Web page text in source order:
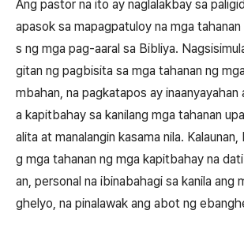
Ang pastor na ito ay naglalakbay sa
apasok sa mapagpatuloy na mga
s ng mga pag-aaral sa Bibliya.
gitan ng pagbisita sa mga tahanan ng
mbahan, na pagkatapos ay inaanyayahan
a kapitbahay sa kanilang mga tahanan
alita at manalangin kasama nila.
g mga tahanan ng mga kapitbahay na
an, personal na ibinabahagi sa kanila ang
ghelyo, na pinalawak ang abot ng